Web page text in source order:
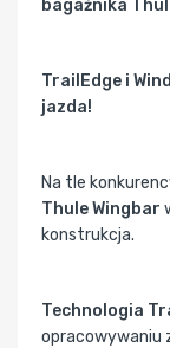
bagażnika
TrailEdge i
jazda!
Na tle
Thule Wingbar
konstrukcja.
Technologia
opracowywaniu